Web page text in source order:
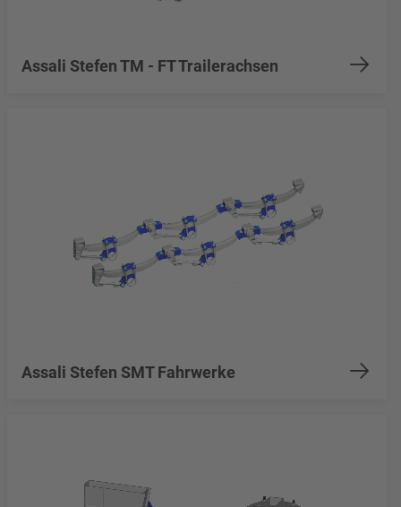
Assali Stefen TM - FT Trailerachsen
Assali Stefen SMT Fahrwerke